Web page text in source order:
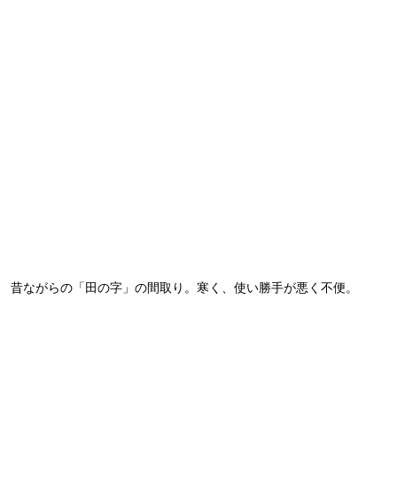
昔ながらの「田の字」の間取り。寒く、使い勝手が悪く不便。